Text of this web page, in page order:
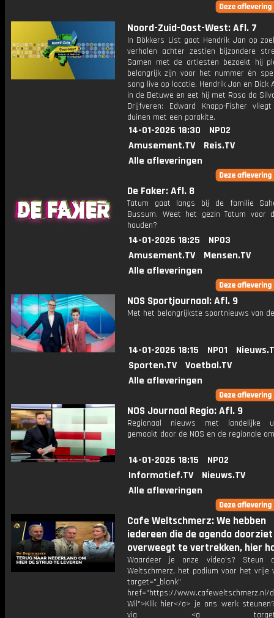
Noord-Zuid-Oost-West: Afl. 7
In Bökkers List gaat Hendrik Jan op
verhalen achter zestien bijzondere
Samen met de artiesten bezoekt hij
belangrijk zijn voor het nummer én
song live op locatie. Hendrik Jan en Dick
in de Betuwe en eet hij met Rosa da
Drijfveren: Edward Knapp-Fisher
duinen met een parakite.
14-01-2026 18:30
NPO2
Amusement.TV
Reis.TV
Alle afleveringen
De Faker: Afl. 8
Tatum gaat langs bij de familie
Bussum. Weet het gezin Tatum voor
houden?
14-01-2026 18:25
NPO3
Amusement.TV
Mensen.TV
Alle afleveringen
NOS Sportjournaal: Afl. 9
Met het belangrijkste sportnieuws van
14-01-2026 18:15 NPO1
Sporten.TV
Voetbal.TV
Alle afleveringen
NOS Journaal Regio: Afl. 9
Regionaal nieuws met landelijke
gemaakt door de NOS en de regionale
14-01-2026 18:15
NPO2
Informatief.TV
Nieuws.TV
Alle afleveringen
Cafe Weltschmerz: We hebben
iedereen die de agenda
overweegt te vertrekken, hier
Waardeer je onze video's? Steun
Weltschmerz, het podium voor het vrije
target="_blank"
href="https://www.cafeweltschmerz.nl/
Wil">Klik hier</a> je ons werk
via <a